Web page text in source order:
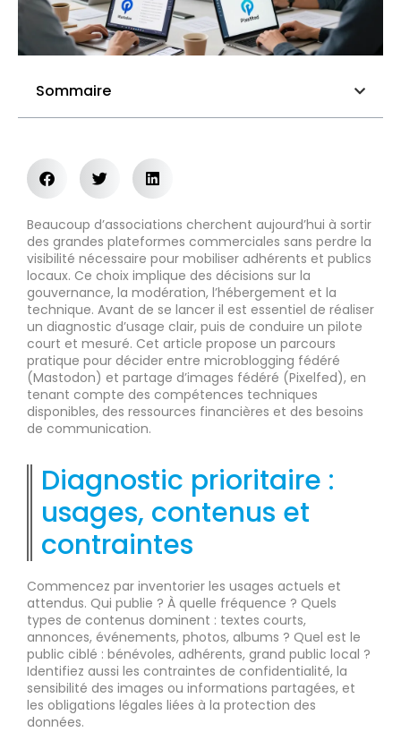
Sommaire
Beaucoup d’associations cherchent aujourd’hui à sortir
des grandes plateformes commerciales sans perdre la
visibilité nécessaire pour mobiliser adhérents et publics
locaux. Ce choix implique des décisions sur la
gouvernance, la modération, l’hébergement et la
technique. Avant de se lancer il est essentiel de réaliser
un diagnostic d’usage clair, puis de conduire un pilote
court et mesuré. Cet article propose un parcours
pratique pour décider entre microblogging fédéré
(Mastodon) et partage d’images fédéré (Pixelfed), en
tenant compte des compétences techniques
disponibles, des ressources financières et des besoins
de communication.
Diagnostic prioritaire :
usages, contenus et
contraintes
Commencez par inventorier les usages actuels et
attendus. Qui publie ? À quelle fréquence ? Quels
types de contenus dominent : textes courts,
annonces, événements, photos, albums ? Quel est le
public ciblé : bénévoles, adhérents, grand public local ?
Identifiez aussi les contraintes de confidentialité, la
sensibilité des images ou informations partagées, et
les obligations légales liées à la protection des
données.